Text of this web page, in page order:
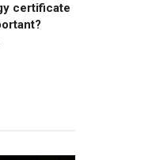
certificate